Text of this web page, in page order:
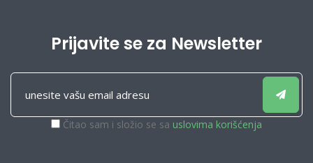
Prijavite se za Newsletter
Čitao sam i složio se sa uslovima korišćenja